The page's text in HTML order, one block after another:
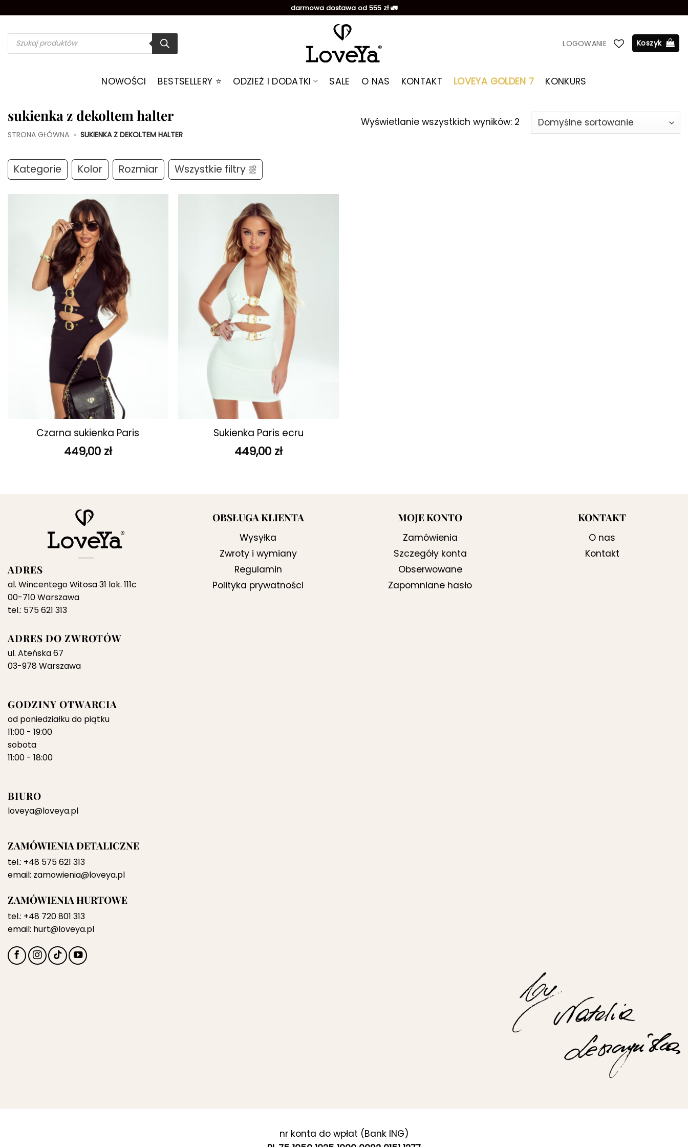
zawartości
darmowa dostawa od 555 zł 🚛
Wyszukiwarka
produktów LOGOWANIE Koszyk
NOWOŚCI BESTSELLERY ⭐️ ODZIEŻ I DODATKI SALE O NAS KONTAKT LOVEYA GOLDEN 7 KONKURS
sukienka z dekoltem halter
STRONA GŁÓWNA » SUKIENKA Z DEKOLTEM HALTER
Wyświetlanie wszystkich wyników: 2
Kategorie Kolor Rozmiar Wszystkie filtry
Czarna sukienka Paris
449,00 zł
Sukienka Paris ecru
449,00 zł
ADRES
al. Wincentego Witosa 31 lok. 111c
00-710 Warszawa
tel.: 575 621 313
ADRES DO ZWROTÓW
ul. Ateńska 67
03-978 Warszawa
GODZINY OTWARCIA
od poniedziałku do piątku
11:00 - 19:00
sobota
11:00 - 18:00
BIURO
loveya@loveya.pl
ZAMÓWIENIA DETALICZNE
tel.: +48 575 621 313
email: zamowienia@loveya.pl
ZAMÓWIENIA HURTOWE
tel.: +48 720 801 313
email: hurt@loveya.pl
OBSŁUGA KLIENTA
Wysyłka
Zwroty i wymiany
Regulamin
Polityka prywatności
MOJE KONTO
Zamówienia
Szczegóły konta
Obserwowane
Zapomniane hasło
KONTAKT
O nas
Kontakt
nr konta do wpłat (Bank ING)